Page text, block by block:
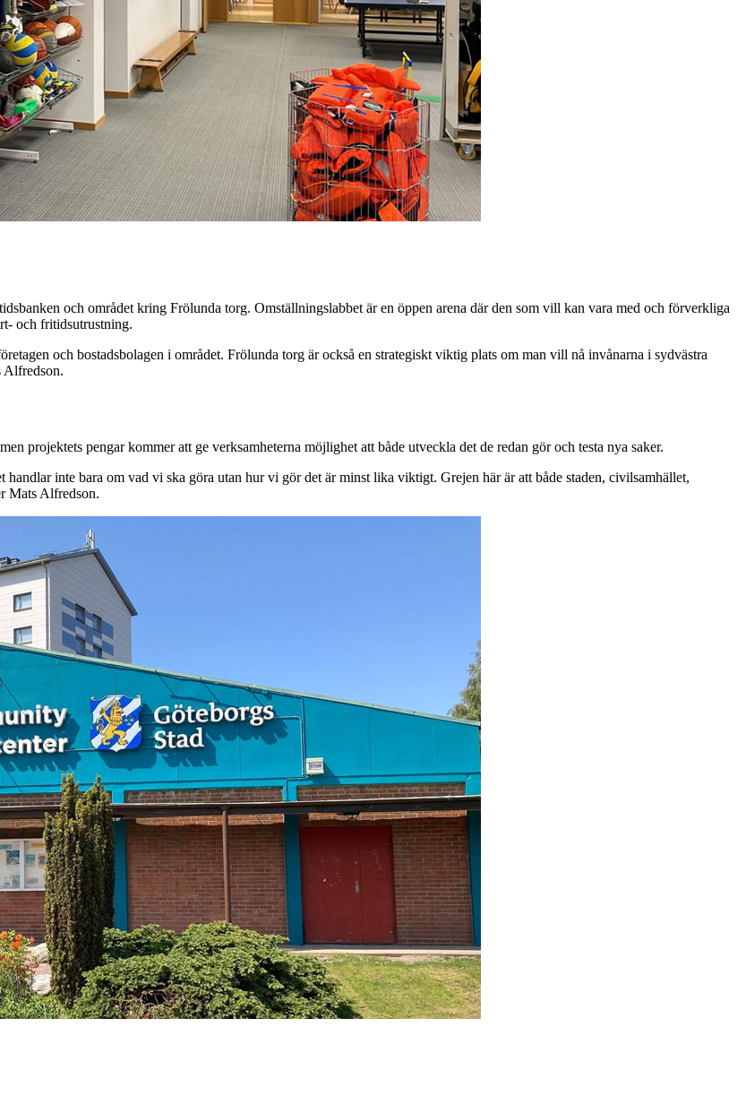
och området kring Frölunda torg. Omställningslabbet är en öppen arena där den som vill kan vara med och förverkliga
och fritidsutrustning.
och bostadsbolagen i området. Frölunda torg är också en strategiskt viktig plats om man vill nå invånarna i sydvästra
Alfredson.
projektets pengar kommer att ge verksamheterna möjlighet att både utveckla det de redan gör och testa nya saker.
inte bara om vad vi ska göra utan hur vi gör det är minst lika viktigt. Grejen här är att både staden, civilsamhället,
Mats Alfredson.